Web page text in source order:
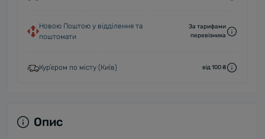
Новою Поштою у відділення та
поштомати
За тарифами
перевізника
Курʼєром по місту (Київ) від 100 ₴
Опис